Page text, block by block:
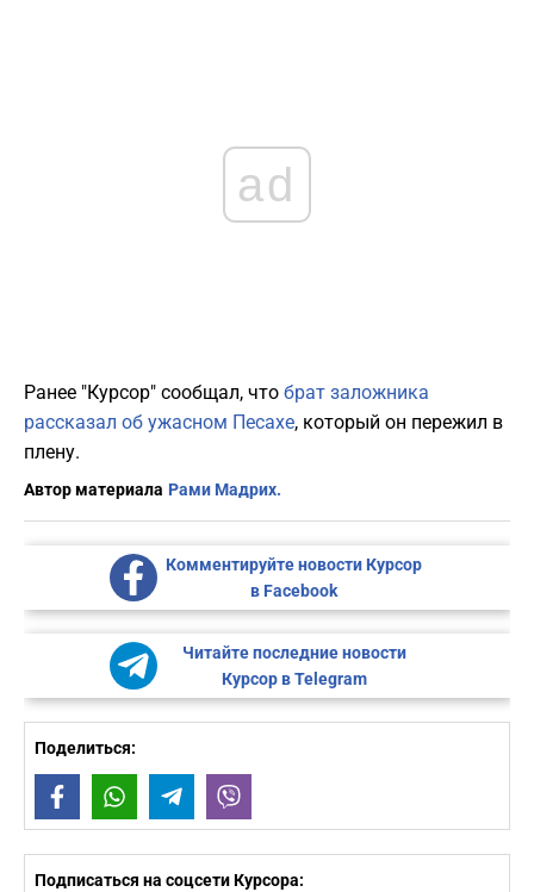
ad
Ранее "Курсор" сообщал, что брат заложника
рассказал об ужасном Песахе, который он пережил в
плену.
Автор материала Рами Мадрих.
Комментируйте новости Курсор
в Facebook
Читайте последние новости
Курсор в Telegram
Поделиться:
FacebookWhatsAppTelegram
Подписаться на соцсети Курсора: